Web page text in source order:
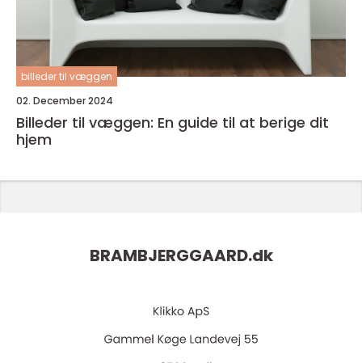
billeder til væggen
02. December 2024
Billeder til væggen: En guide til at berige dit
hjem
BRAMBJERGGAARD.dk